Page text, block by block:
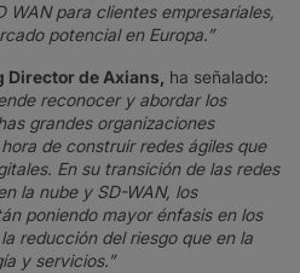
WAN para clientes empresariales,
potencial en Europa.”
de Axians, ha señalado:
reconocer y abordar los
grandes organizaciones
de construir redes ágiles que
En su transición de las redes
la nube y SD-WAN, los
poniendo mayor énfasis en los
reducción del riesgo que en la
y servicios.”